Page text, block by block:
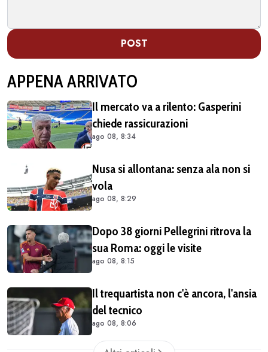
POST
APPENA ARRIVATO
Il mercato va a rilento: Gasperini
chiede rassicurazioni
ago 08, 8:34
Nusa si allontana: senza ala non si
vola
ago 08, 8:29
Dopo 38 giorni Pellegrini ritrova la
sua Roma: oggi le visite
ago 08, 8:15
Il trequartista non c'è ancora, l'ansia
del tecnico
ago 08, 8:06